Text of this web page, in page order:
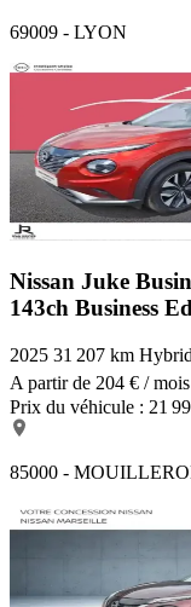
69009 - LYON
Nissan Juke
143ch Business
2025 31 207 km
A partir de 204 € / mois
Prix du véhicule : 21
85000 -